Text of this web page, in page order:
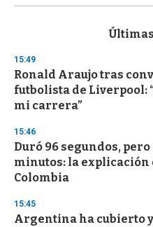
s
d
s
o
f
3
s
e
c
o
n
15:49
Ronald Araujo tras
futbolista de Liverpool:
mi carrera”
15:46
Duró 96 segundos,
minutos: la
Colombia
15:45
Argentina ha cubierto